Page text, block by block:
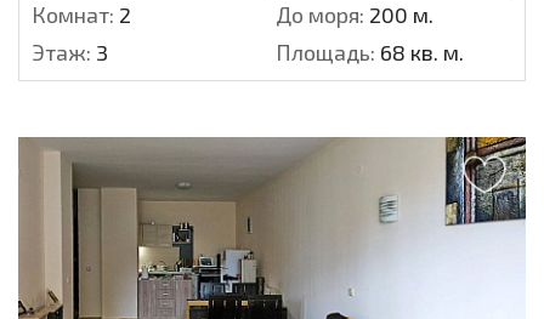
Комнат: 2 До моря: 200 м.
Этаж: 3 Площадь: 68 кв. м.